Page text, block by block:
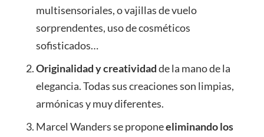
multisensoriales, o vajillas de vuelo
sorprendentes, uso de cosméticos
sofisticados…
Originalidad y creatividadde la mano de la
elegancia. Todas sus creaciones son limpias,
armónicas y muy diferentes.
Marcel Wanders se proponeeliminando los